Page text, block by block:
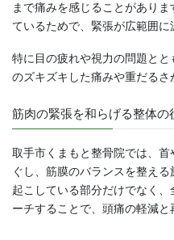
まで痛みを感じることがあり
ているためで、緊張が広範囲に
特に目の疲れや視力の問題と
のズキズキした痛みや重だるさ
筋肉の緊張を和らげる整体の
取手市くまもと整骨院では、
ぐし、筋膜のバランスを整え
起こしている部分だけでなく
ーチすることで、頭痛の軽減と